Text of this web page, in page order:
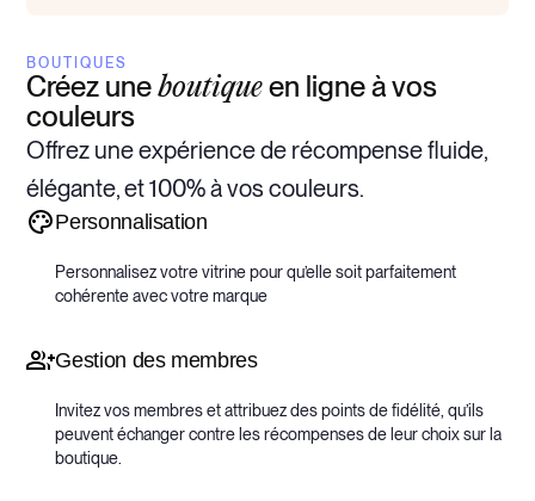
BOUTIQUES
Créez uneboutique en ligne à vos
couleurs
Offrez une expérience de récompense fluide,
élégante, et 100% à vos couleurs.
Personnalisation
Personnalisez votre vitrine pour qu’elle soit parfaitement
cohérente avec votre marque
Gestion des membres
Invitez vos membres et attribuez des points de fidélité, qu’ils
peuvent échanger contre les récompenses de leur choix sur la
boutique.